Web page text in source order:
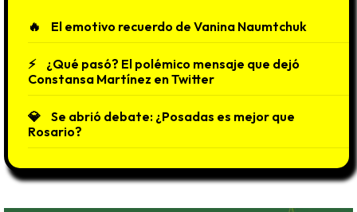
El emotivo recuerdo de Vanina Naumtchuk
¿Qué pasó? El polémico mensaje que dejó
Constansa Martínez en Twitter
Se abrió debate: ¿Posadas es mejor que
Rosario?